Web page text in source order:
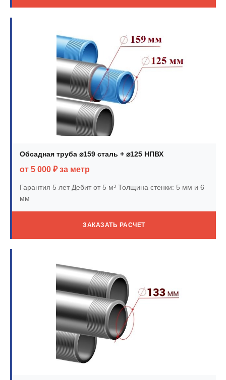
Обсадная труба ⌀159 сталь + ⌀125 НПВХ
от 5 000 ₽ за метр
Гарантия 5 летДебит от 5 м³ Толщина стенки: 5 мм и 6
мм
ЗАКАЗАТЬ РАСЧЕТ